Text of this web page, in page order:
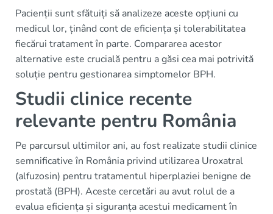
Pacienții sunt sfătuiți să analizeze aceste opțiuni cu
medicul lor, ținând cont de eficiența și tolerabilitatea
fiecărui tratament în parte. Compararea acestor
alternative este crucială pentru a găsi cea mai potrivită
soluție pentru gestionarea simptomelor BPH.
Studii clinice recente
relevante pentru România
Pe parcursul ultimilor ani, au fost realizate studii clinice
semnificative în România privind utilizarea Uroxatral
(alfuzosin) pentru tratamentul hiperplaziei benigne de
prostată (BPH). Aceste cercetări au avut rolul de a
evalua eficiența și siguranța acestui medicament în